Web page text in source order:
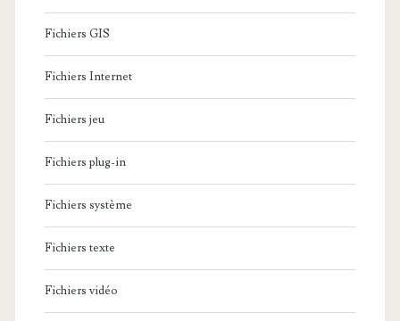
Fichiers GIS
Fichiers Internet
Fichiers jeu
Fichiers plug-in
Fichiers système
Fichiers texte
Fichiers vidéo